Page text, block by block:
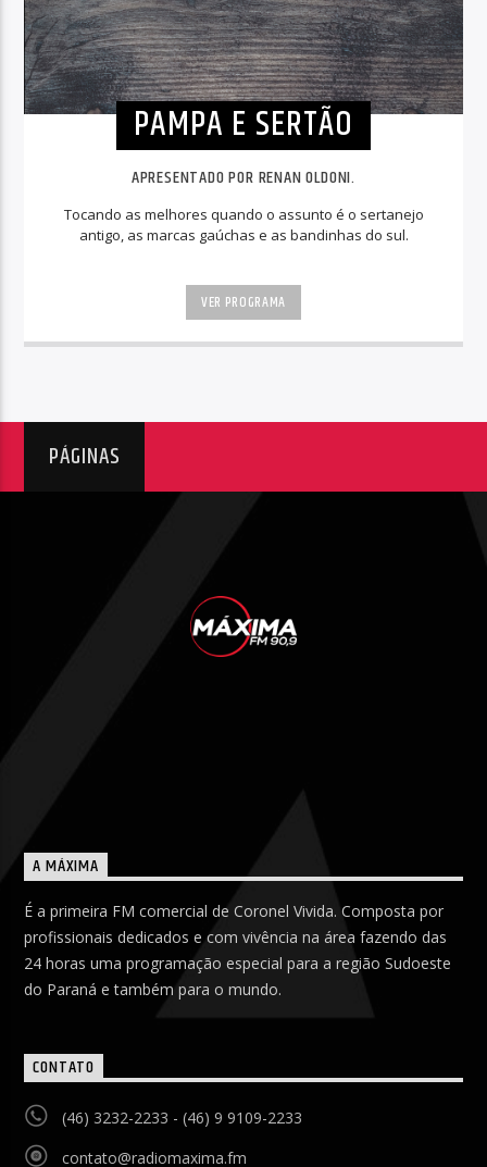
PAMPA E SERTÃO
APRESENTADO POR RENAN OLDONI.
Tocando as melhores quando o assunto é o sertanejo
antigo, as marcas gaúchas e as bandinhas do sul.
VER PROGRAMA
PÁGINAS
A MÁXIMA
É a primeira FM comercial de Coronel Vivida. Composta por
profissionais dedicados e com vivência na área fazendo das
24 horas uma programação especial para a região Sudoeste
do Paraná e também para o mundo.
CONTATO
(46) 3232-2233 - (46) 9 9109-2233
contato@radiomaxima.fm